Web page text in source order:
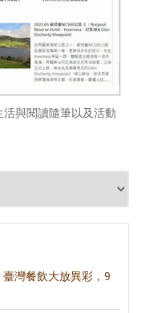
與閱讀隨筆以及活動
灣餐飲大放異彩，9